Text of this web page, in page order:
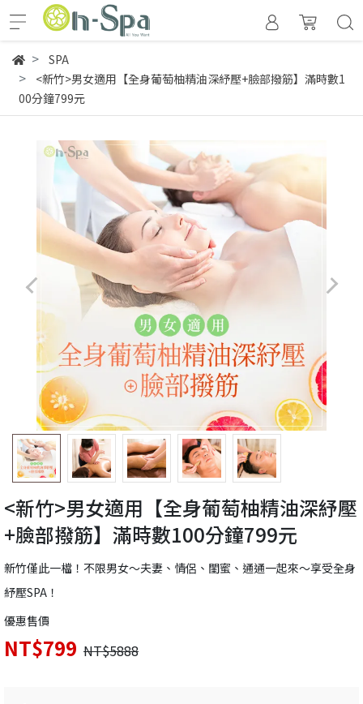
SPA
<新竹>男女適用【全身葡萄柚精油深紓壓+臉部撥筋】滿時數1
00分鐘799元
<新竹>男女適用【全身葡萄柚精油深紓壓
+臉部撥筋】滿時數100分鐘799元
新竹僅此一檔！不限男女～夫妻、情侶、閨蜜、通通一起來～享受全身
紓壓SPA！
優惠售價
NT$799 NT$5888